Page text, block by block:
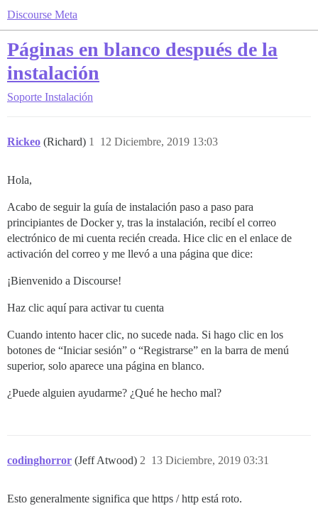
Discourse Meta
Páginas en blanco después de la
instalación
Soporte Instalación
Rickeo (Richard) 12 Diciembre, 2019 13:03
1
Hola,
Acabo de seguir la guía de instalación paso a paso para
principiantes de Docker y, tras la instalación, recibí el correo
electrónico de mi cuenta recién creada. Hice clic en el enlace de
activación del correo y me llevó a una página que dice:
¡Bienvenido a Discourse!
Haz clic aquí para activar tu cuenta
Cuando intento hacer clic, no sucede nada. Si hago clic en los
botones de “Iniciar sesión” o “Registrarse” en la barra de menú
superior, solo aparece una página en blanco.
¿Puede alguien ayudarme? ¿Qué he hecho mal?
codinghorror (Jeff Atwood) 13 Diciembre, 2019 03:31
2
Esto generalmente significa que https / http está roto.